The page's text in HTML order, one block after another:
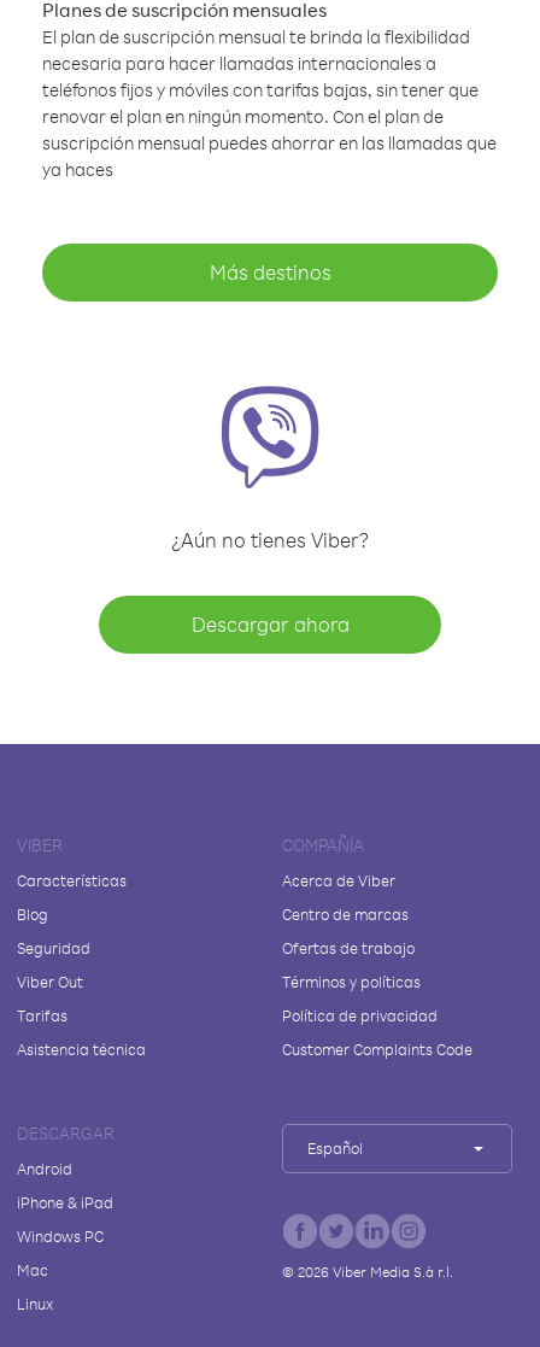
Planes de suscripción mensuales
El plan de suscripción mensual te brinda la flexibilidad
necesaria para hacer llamadas internacionales a
teléfonos fijos y móviles con tarifas bajas, sin tener que
renovar el plan en ningún momento. Con el plan de
suscripción mensual puedes ahorrar en las llamadas que
ya haces
Más destinos
¿Aún no tienes Viber?
Descargar ahora
VIBER
Características
Blog
Seguridad
Viber Out
Tarifas
Asistencia técnica
COMPAÑÍA
Acerca de Viber
Centro de marcas
Ofertas de trabajo
Términos y políticas
Política de privacidad
Customer Complaints Code
DESCARGAR
Android
iPhone & iPad
Windows PC
Mac
Linux
Español
© 2026Viber Media S.à r.l.